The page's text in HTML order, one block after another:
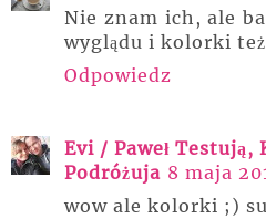
Nie znam ich, ale
wyglądu i kolorki
Odpowiedz
Evi / Paweł
Podróżuja 8 maja
wow ale kolorki ;)